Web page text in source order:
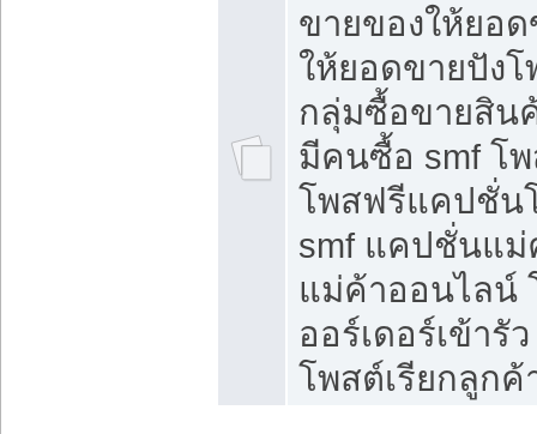
ขายของให้ยอ
ให้ยอดขายปัง
กลุ่มซื้อขายสิน
มีคนซื้อ smf โ
โพสฟรีแคปชั่น
smf แคปชั่นแ
แม่ค้าออนไลน์
ออร์เดอร์เข้ารั
โพสต์เรียกลูกค้